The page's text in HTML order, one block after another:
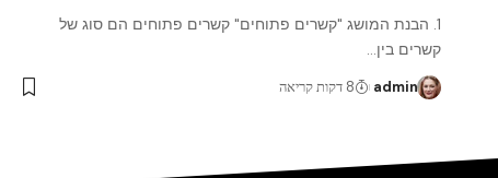
1. הבנת המושג "קשרים פתוחים" קשרים פתוחים הם סוג של
קשרים בין…
admin 8 דקות קריאה